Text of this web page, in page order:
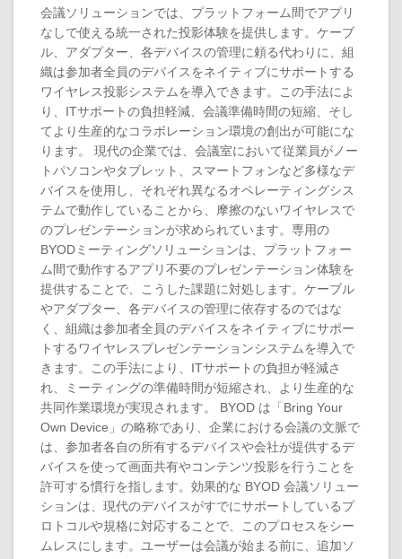
会議ソリューションでは、プラットフォーム間でアプリ
なしで使える統一された投影体験を提供します。ケーブ
ル、アダプター、各デバイスの管理に頼る代わりに、組
織は参加者全員のデバイスをネイティブにサポートする
ワイヤレス投影システムを導入できます。この手法によ
り、ITサポートの負担軽減、会議準備時間の短縮、そし
てより生産的なコラボレーション環境の創出が可能にな
ります。 現代の企業では、会議室において従業員がノー
トパソコンやタブレット、スマートフォンなど多様なデ
バイスを使用し、それぞれ異なるオペレーティングシス
テムで動作していることから、摩擦のないワイヤレスで
のプレゼンテーションが求められています。専用の
BYODミーティングソリューションは、プラットフォー
ム間で動作するアプリ不要のプレゼンテーション体験を
提供することで、こうした課題に対処します。ケーブル
やアダプター、各デバイスの管理に依存するのではな
く、組織は参加者全員のデバイスをネイティブにサポー
トするワイヤレスプレゼンテーションシステムを導入で
きます。この手法により、ITサポートの負担が軽減さ
れ、ミーティングの準備時間が短縮され、より生産的な
共同作業環境が実現されます。 BYOD は「Bring Your
Own Device」の略称であり、企業における会議の文脈で
は、参加者各自の所有するデバイスや会社が提供するデ
バイスを使って画面共有やコンテンツ投影を行うことを
許可する慣行を指します。効果的な BYOD 会議ソリュー
ションは、現代のデバイスがすでにサポートしているプ
ロトコルや規格に対応することで、このプロセスをシー
ムレスにします。ユーザーは会議が始まる前に、追加ソ